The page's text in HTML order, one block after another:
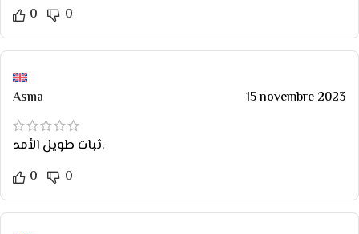
0
0
Asma 15 novembre 2023
ثبات طويل الأمد.
0
0